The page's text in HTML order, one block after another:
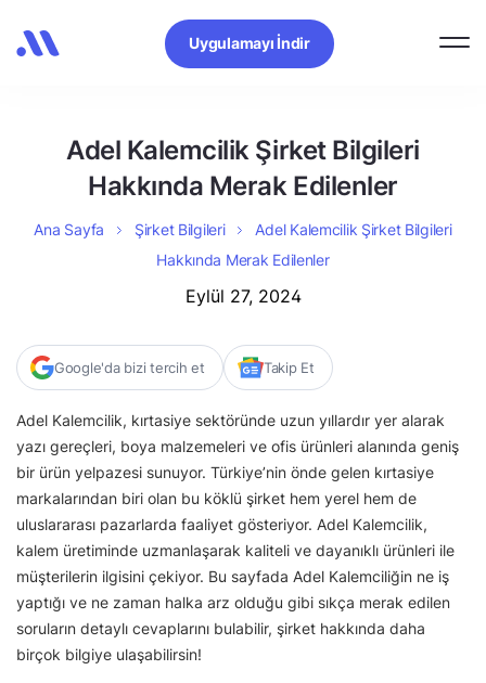
Uygulamayı İndir
Adel Kalemcilik Şirket Bilgileri
Hakkında Merak Edilenler
Ana Sayfa Şirket Bilgileri
Adel Kalemcilik Şirket Bilgileri
Hakkında Merak Edilenler
Eylül 27, 2024
Google'da bizi tercih et Takip Et
Adel Kalemcilik, kırtasiye sektöründe uzun yıllardır yer alarak
yazı gereçleri, boya malzemeleri ve ofis ürünleri alanında geniş
bir ürün yelpazesi sunuyor. Türkiye’nin önde gelen kırtasiye
markalarından biri olan bu köklü şirket hem yerel hem de
uluslararası pazarlarda faaliyet gösteriyor. Adel Kalemcilik,
kalem üretiminde uzmanlaşarak kaliteli ve dayanıklı ürünleri ile
müşterilerin ilgisini çekiyor. Bu sayfada Adel Kalemciliğin ne iş
yaptığı ve ne zaman halka arz olduğu gibi sıkça merak edilen
soruların detaylı cevaplarını bulabilir, şirket hakkında daha
birçok bilgiye ulaşabilirsin!